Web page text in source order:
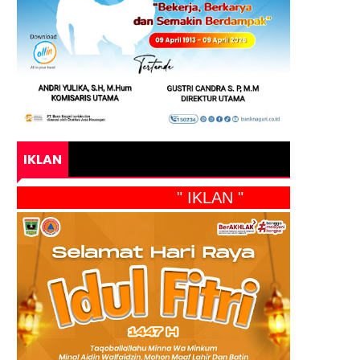
IKLAN
" IKLAN "